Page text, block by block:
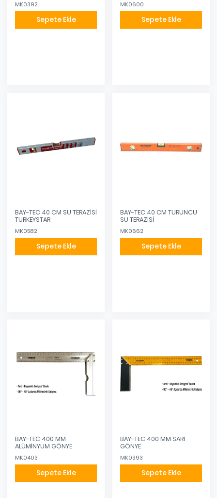
MK0392
Sepete Ekle
MK0600
Sepete Ekle
BAY-TEC 40 CM SU TERAZİSİ
TURKEYSTAR
MK0582
Sepete Ekle
BAY-TEC 40 CM TURUNCU
SU TERAZİSİ
MK0662
Sepete Ekle
BAY-TEC 400 MM
ALÜMİNYUM GÖNYE
MK0403
Sepete Ekle
BAY-TEC 400 MM SARI
GÖNYE
MK0393
Sepete Ekle